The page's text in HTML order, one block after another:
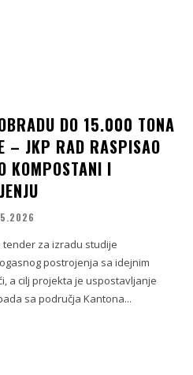
DO 15.000 TONA
– JKP RAD RASPISAO
KOMPOSTANI I
tender za izradu studije
postrojenja sa idejnim
a cilj projekta je uspostavljanje
sa područja Kantona...